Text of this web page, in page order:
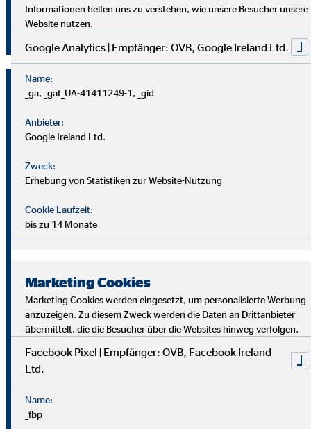
Jetzt klicken und bewerben!
Bei uns findest du Sicherheit, Selbstbestimmung und
Flexibilität. Teamarbeit und Austausch stehen im
Mittelpunkt. Dein Alltag ist vielfältig, da jede*r Kund*in
individuelle Lösungen braucht. Als OVB-Berater*in
Informationen helfen uns zu verstehen, wie unsere Besucher unsere
Website nutzen.
Google Analytics | Empfänger: OVB, Google Ireland Ltd.
Name:
_ga, _gat_UA-41411249-1, _gid
Anbieter:
Google Ireland Ltd.
Zweck:
Erhebung von Statistiken zur Website-Nutzung
Cookie Laufzeit:
bis zu 14 Monate
Marketing Cookies
Marketing Cookies werden eingesetzt, um personalisierte Werbung
anzuzeigen. Zu diesem Zweck werden die Daten an Drittanbieter
übermittelt, die die Besucher über die Websites hinweg verfolgen.
Facebook Pixel | Empfänger: OVB, Facebook Ireland
Ltd.
Name:
_fbp